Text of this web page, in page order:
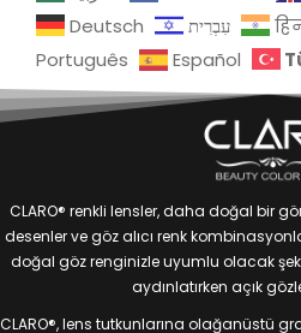
Deutsch
עִבְרִית
Português
Español
CLARO® renkli lensler, daha doğal bir
desenler ve göz alıcı renk
doğal göz renginizle uyumlu olacak
aydınlatırken açık
CLARO®, lens tutkunlarına olağanüstü